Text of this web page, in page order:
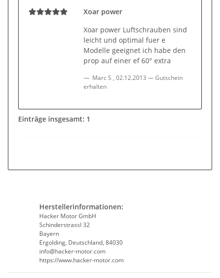
Xoar power
Xoar power Luftschrauben sind
leicht und optimal fuer e
Modelle geeignet ich habe den
prop auf einer ef 60" extra
Marc S , 02.12.2013
Gutschein
erhalten
Einträge insgesamt: 1
Herstellerinformationen:
Hacker Motor GmbH
Schinderstrassl 32
Bayern
Ergolding, Deutschland, 84030
info@hacker-motor.com
https://www.hacker-motor.com